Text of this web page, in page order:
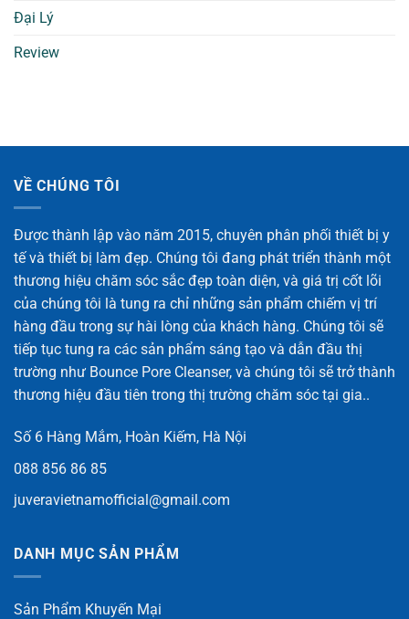
Đại Lý
Review
VỀ CHÚNG TÔI
Được thành lập vào năm 2015, chuyên phân phối thiết bị y
tế và thiết bị làm đẹp. Chúng tôi đang phát triển thành một
thương hiệu chăm sóc sắc đẹp toàn diện, và giá trị cốt lõi
của chúng tôi là tung ra chỉ những sản phẩm chiếm vị trí
hàng đầu trong sự hài lòng của khách hàng. Chúng tôi sẽ
tiếp tục tung ra các sản phẩm sáng tạo và dẫn đầu thị
trường như Bounce Pore Cleanser, và chúng tôi sẽ trở thành
thương hiệu đầu tiên trong thị trường chăm sóc tại gia..
Số 6 Hàng Mắm, Hoàn Kiếm, Hà Nội
088 856 86 85
juveravietnamofficial@gmail.com
DANH MỤC SẢN PHẨM
Sản Phẩm Khuyến Mại